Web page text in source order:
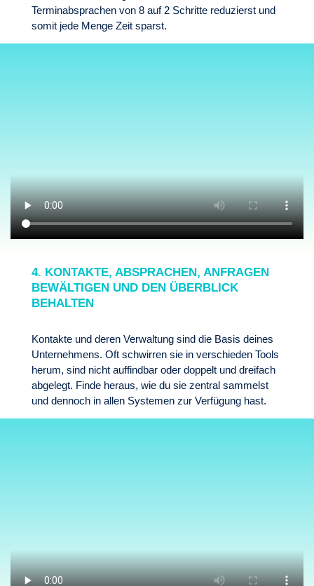
Terminabsprachen von 8 auf 2 Schritte reduzierst und
somit jede Menge Zeit sparst.
4. KONTAKTE, ABSPRACHEN, ANFRAGEN
BEWÄLTIGEN UND DEN ÜBERBLICK
BEHALTEN
Kontakte und deren Verwaltung sind die Basis deines
Unternehmens. Oft schwirren sie in verschieden Tools
herum, sind nicht auffindbar oder doppelt und dreifach
abgelegt. Finde heraus, wie du sie zentral sammelst
und dennoch in allen Systemen zur Verfügung hast.